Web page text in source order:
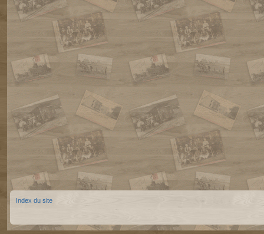
Index du site